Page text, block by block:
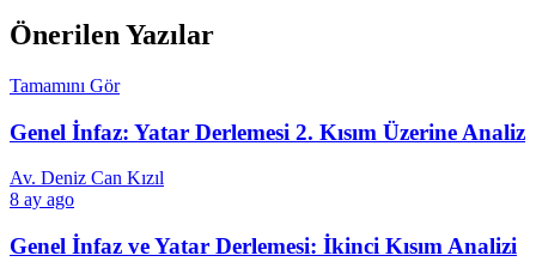
Önerilen Yazılar
Tamamını Gör
Genel İnfaz: Yatar Derlemesi 2. Kısım Üzerine Analiz
Av. Deniz Can Kızıl
8 ay ago
Genel İnfaz ve Yatar Derlemesi: İkinci Kısım Analizi